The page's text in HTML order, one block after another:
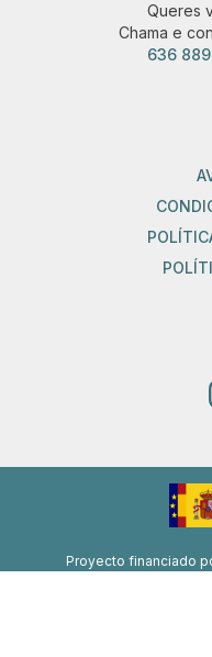
Queres
Chama e
636 889
Proyecto financiado